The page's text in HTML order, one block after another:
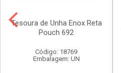
Tesoura de Unha Enox Reta
Pouch 692
Código: 18769
Embalagem: UN